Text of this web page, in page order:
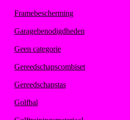
Framebescherming
Garagebenodigdheden
Geen categorie
Gereedschapscombiset
Gereedschapstas
Golfbal